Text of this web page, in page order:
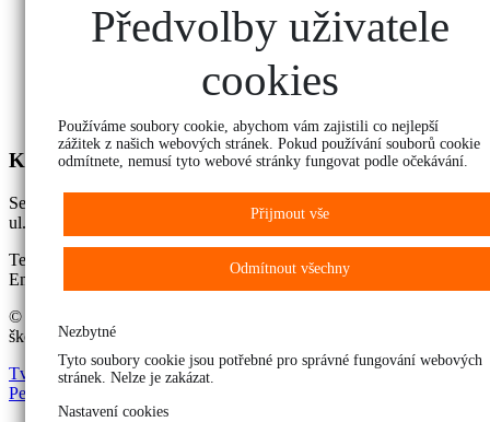
Kontakt
Sekretariát školy
ul. Sládečkova 393/90, 715 00 Ostrava-Michálkovice
Tel: +420 596 788 332 | +420 604 290 961
Email:
sekretarka@bpaostrava.cz
© 2026 Bezpečnostně právní akademie Ostrava, s. r. o., střední
škola
Tvorba webových stránek TripOn Digital
Mobilní aplikace
PepiApp
Předvolby uživatele
cookies
Používáme soubory cookie, abychom vám zajistili co nejlepší
zážitek z našich webových stránek. Pokud používání souborů cookie
odmítnete, nemusí tyto webové stránky fungovat podle očekávání.
Přijmout vše
Odmítnout všechny
Nezbytné
Tyto soubory cookie jsou potřebné pro správné fungování webových
stránek. Nelze je zakázat.
Nastavení cookies